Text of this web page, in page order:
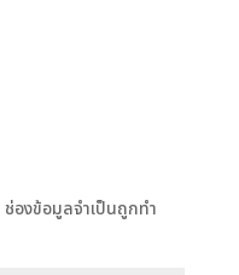
ช่องข้อมูลจำเป็นถูกทำ